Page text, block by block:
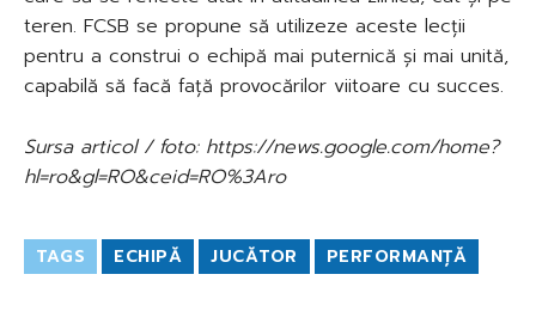
teren. FCSB se propune să utilizeze aceste lecții
pentru a construi o echipă mai puternică și mai unită,
capabilă să facă față provocărilor viitoare cu succes.
Sursa articol / foto: https://news.google.com/home?
hl=ro&gl=RO&ceid=RO%3Aro
TAGS ECHIPĂ JUCĂTOR PERFORMANȚĂ